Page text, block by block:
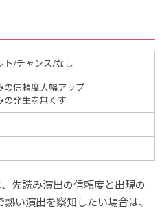
ト/チャンス/なし
の信頼度大幅アップ
の発生を無くす
先読み演出の信頼度と出現の
い演出を察知したい場合は、